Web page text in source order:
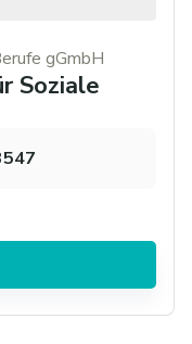
gGmbH
Soziale